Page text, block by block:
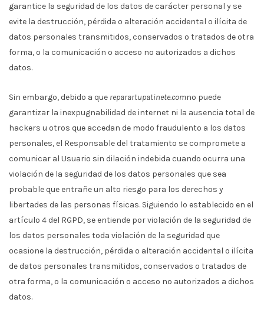
garantice la seguridad de los datos de carácter personal y se
evite la destrucción, pérdida o alteración accidental o ilícita de
datos personales transmitidos, conservados o tratados de otra
forma, o la comunicación o acceso no autorizados a dichos
datos.
Sin embargo, debido a que reparartupatinete.comno puede
garantizar la inexpugnabilidad de internet ni la ausencia total de
hackers u otros que accedan de modo fraudulento a los datos
personales, el Responsable del tratamiento se compromete a
comunicar al Usuario sin dilación indebida cuando ocurra una
violación de la seguridad de los datos personales que sea
probable que entrañe un alto riesgo para los derechos y
libertades de las personas físicas. Siguiendo lo establecido en el
artículo 4 del RGPD, se entiende por violación de la seguridad de
los datos personales toda violación de la seguridad que
ocasione la destrucción, pérdida o alteración accidental o ilícita
de datos personales transmitidos, conservados o tratados de
otra forma, o la comunicación o acceso no autorizados a dichos
datos.